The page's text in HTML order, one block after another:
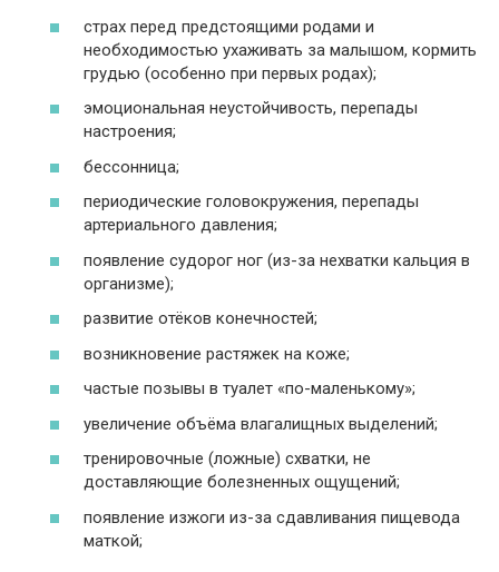
страх перед предстоящими родами и
необходимостью ухаживать за малышом, кормить
грудью (особенно при первых родах);
эмоциональная неустойчивость, перепады
настроения;
бессонница;
периодические головокружения, перепады
артериального давления;
появление судорог ног (из-за нехватки кальция в
организме);
развитие отёков конечностей;
возникновение растяжек на коже;
частые позывы в туалет «по-маленькому»;
увеличение объёма влагалищных выделений;
тренировочные (ложные) схватки, не
доставляющие болезненных ощущений;
появление изжоги из-за сдавливания пищевода
маткой;